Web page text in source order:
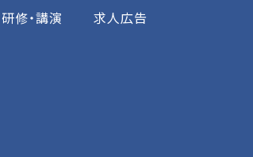
研修・講演
求人広告